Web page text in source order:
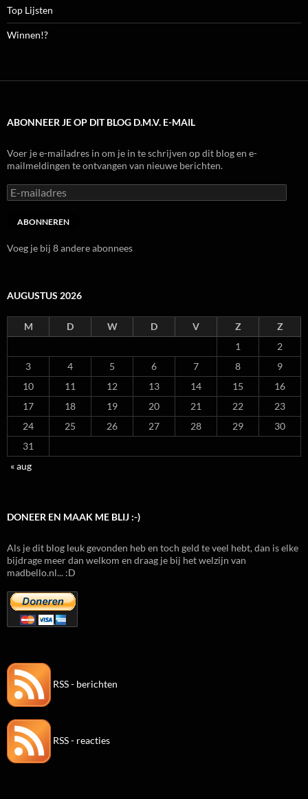
Top Lijsten
Winnen!?
ABONNEER JE OP DIT BLOG D.M.V. E-MAIL
Voer je e-mailadres in om je in te schrijven op dit blog en e-
mailmeldingen te ontvangen van nieuwe berichten.
E-
mailadres
ABONNEREN
Voeg je bij 8 andere abonnees
AUGUSTUS 2026
M D W D V Z
Z
1
2
3
4 5 6 7 8
9
10
11 12 13 14 15
16
17
18 19 20 21 22
23
24
25 26 27 28 29
30
31
« aug
DONEER EN MAAK ME BLIJ :-)
Als je dit blog leuk gevonden heb en toch geld te veel hebt, dan is elke
bijdrage meer dan welkom en draag je bij het welzijn van
madbello.nl... :D
RSS - berichten
RSS - reacties